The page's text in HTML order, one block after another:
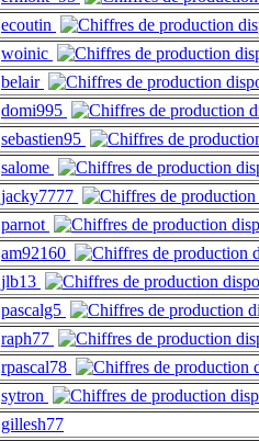
ecoutin
woinic
belair
domi995
sebastien95
salome
jacky7777
parnot
am92160
jlb13
pascalg5
raph77
rpascal78
sytron
gillesh77